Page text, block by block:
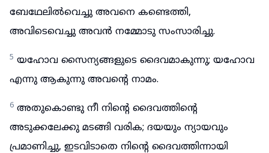
ബേഥേലിൽവെച്ചു അവനെ കണ്ടെത്തി,
അവിടെവെച്ചു അവൻ നമ്മോടു സംസാരിച്ചു.
5 യഹോവ സൈന്യങ്ങളുടെ ദൈവമാകുന്നു; യഹോവ
എന്നു ആകുന്നു അവന്റെ നാമം.
6 അതുകൊണ്ടു നീ നിന്റെ ദൈവത്തിന്റെ
അടുക്കലേക്കു മടങ്ങി വരിക; ദയയും ന്യായവും
പ്രമാണിച്ചു, ഇടവിടാതെ നിന്റെ ദൈവത്തിന്നായി